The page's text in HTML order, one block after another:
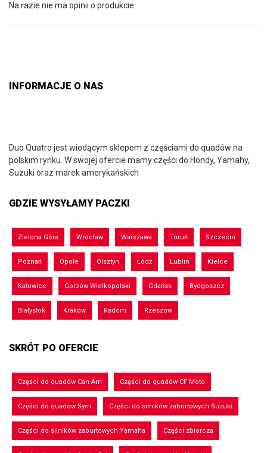
Na razie nie ma opinii o produkcie.
INFORMACJE O NAS
Duo Quatro jest wiodącym sklepem z częściami do quadów na
polskim rynku. W swojej ofercie mamy części do Hondy, Yamahy,
Suzuki oraz marek amerykańskich
GDZIE WYSYŁAMY PACZKI
Zielona Góra Wrocław Warszawa Toruń Szczecin
Poznań Opole Olsztyn Łódź Lublin Kielce
Katowice Gorzów Wielkopolski Gdańsk Bydgoszcz
Białystok Kraków Radom Rzeszów
SKRÓT PO OFERCIE
Części do quadów Can-Am Części do quadów CF Moto
Części do quadów Sym Części do silników zaburtowych Suzuki
Części do silników zaburtowych Yamaha Części zbiorcza